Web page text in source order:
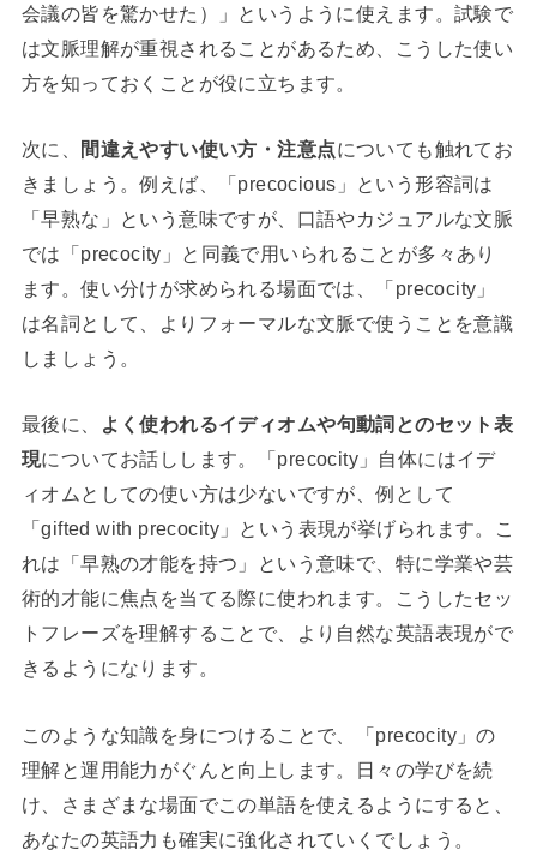
会議の皆を驚かせた）」というように使えます。試験で
は文脈理解が重視されることがあるため、こうした使い
方を知っておくことが役に立ちます。
次に、 間違えやすい使い方・注意点についても触れてお
きましょう。例えば、「precocious」という形容詞は
「早熟な」という意味ですが、口語やカジュアルな文脈
では「precocity」と同義で用いられることが多々あり
ます。使い分けが求められる場面では、「precocity」
は名詞として、よりフォーマルな文脈で使うことを意識
しましょう。
最後に、
よく使われるイディオムや句動詞とのセット表
現についてお話しします。「precocity」自体にはイデ
ィオムとしての使い方は少ないですが、例として
「gifted with precocity」という表現が挙げられます。こ
れは「早熟の才能を持つ」という意味で、特に学業や芸
術的才能に焦点を当てる際に使われます。こうしたセッ
トフレーズを理解することで、より自然な英語表現がで
きるようになります。
このような知識を身につけることで、「precocity」の
理解と運用能力がぐんと向上します。日々の学びを続
け、さまざまな場面でこの単語を使えるようにすると、
あなたの英語力も確実に強化されていくでしょう。